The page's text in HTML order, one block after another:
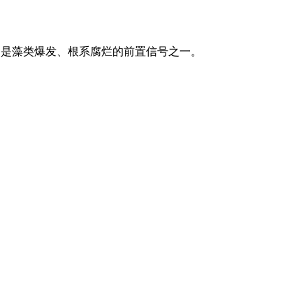
藻类爆发、根系腐烂的前置信号之一。